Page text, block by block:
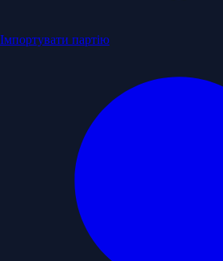
Імпортувати партію